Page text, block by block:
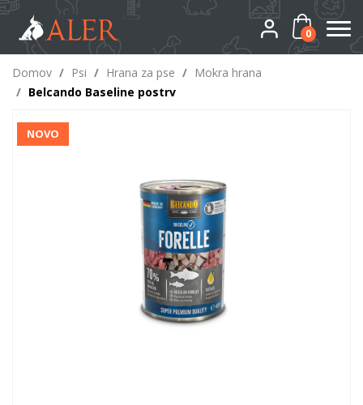
0
Domov / Psi / Hrana za pse / Mokra hrana
/ Belcando Baseline postrv
NOVO